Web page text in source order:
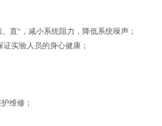
、直"，减小系统阻力，降低系统噪声；
保证实验人员的身心健康；
维护维修；